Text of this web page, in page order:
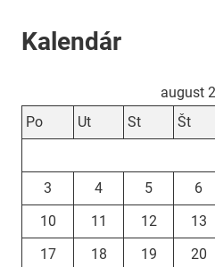
Kalendár
august
Po
Ut St Št
3
4 5 6
10
11 12 13
17
18 19 20